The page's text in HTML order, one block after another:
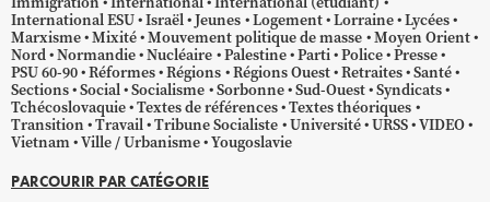
International ESU Israël Jeunes Logement Lorraine Lycées
Marxisme Mixité Mouvement politique de masse Moyen Orient
Nord Normandie Nucléaire Palestine Parti Police Presse
PSU 60-90 Réformes Régions Régions Ouest Retraites Santé
Sections Social Socialisme Sorbonne Sud-Ouest Syndicats
Tchécoslovaquie Textes de références Textes théoriques
Transition Travail Tribune Socialiste Université URSS VIDEO
Vietnam Ville / Urbanisme Yougoslavie
PARCOURIR PAR CATÉGORIE